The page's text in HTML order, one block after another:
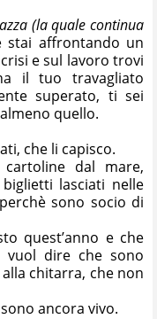
(la quale continua
stai affrontando un
e sul lavoro trovi
il tuo travagliato
superato, ti sei
quello.
che li capisco.
dal mare,
lasciati nelle
sono socio di
quest’anno e che
vuol dire che sono
chitarra, che non
ancora vivo.